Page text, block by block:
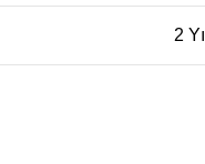
2 Yıl